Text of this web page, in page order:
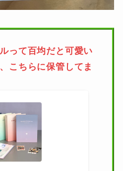
って百均だと可愛い
こちらに保管してま